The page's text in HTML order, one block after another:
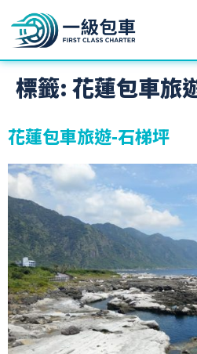
標籤: 花蓮包車旅
花蓮包車旅遊-石梯坪